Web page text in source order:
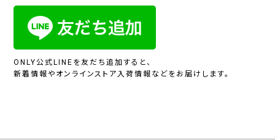
ONLY公式LINEを友だち追加すると、
新着情報やオンラインストア入荷情報などをお届けします。